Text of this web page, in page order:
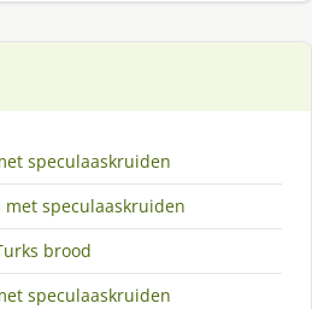
speculaaskruiden
met speculaaskruiden
brood
speculaaskruiden